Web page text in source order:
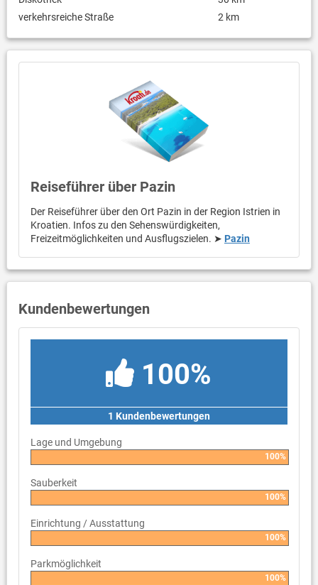
verkehrsreiche Straße
2 km
Reiseführer über Pazin
Der Reiseführer über den Ort Pazin in der Region Istrien in
Kroatien. Infos zu den Sehenswürdigkeiten,
Freizeitmöglichkeiten und Ausflugszielen. ➤ Pazin
Kundenbewertungen
100%
1 Kundenbewertungen
Lage und Umgebung
100%
Sauberkeit
100%
Einrichtung / Ausstattung
100%
Parkmöglichkeit
100%